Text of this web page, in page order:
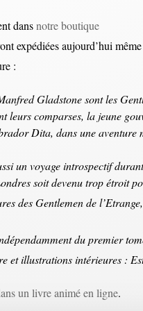
dansnotre boutique
expédiées aujourd’hui
:
Gladstone sont les
leurs comparses, la jeune
Dita, dans une aventure
un voyage introspectif
soit devenu trop étroit
des Gentlemen de
du premier
et illustrations intérieures :
un livre animé en ligne.